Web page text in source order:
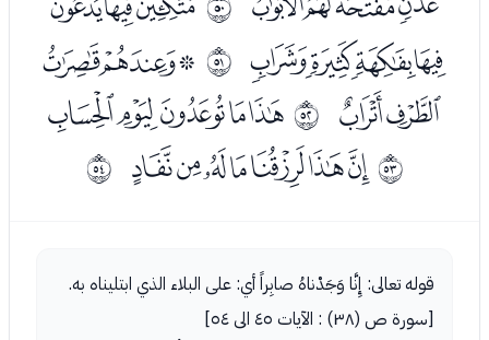
ﮝﮞﮟﮠ ﰲ ﮢﮣﮤ
ﮥﮦ ﰳﮨﮩﮪﮫﮬ
ﰴﮮﮯﮰﮱﯓﯔﯕ ﰵ
قوله تعالى: إِنَّا وَجَدْناهُ صابِراً أي: على البلاء الذي ابتليناه به.
[سورة ص (٣٨) : الآيات ٤٥ الى ٥٤]